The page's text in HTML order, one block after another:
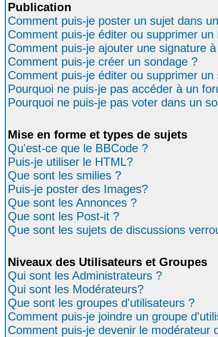
Publication
Comment puis-je poster un sujet dans
Comment puis-je éditer ou supprimer un
Comment puis-je ajouter une signature
Comment puis-je créer un sondage ?
Comment puis-je éditer ou supprimer un
Pourquoi ne puis-je pas accéder à un
Pourquoi ne puis-je pas voter dans un
Mise en forme et types de sujets
Qu'est-ce que le BBCode ?
Puis-je utiliser le HTML?
Que sont les smilies ?
Puis-je poster des Images?
Que sont les Annonces ?
Que sont les Post-it ?
Que sont les sujets de discussions
Niveaux des Utilisateurs et Groupes
Qui sont les Administrateurs ?
Qui sont les Modérateurs?
Que sont les groupes d'utilisateurs ?
Comment puis-je joindre un groupe
Comment puis-je devenir le modérateur